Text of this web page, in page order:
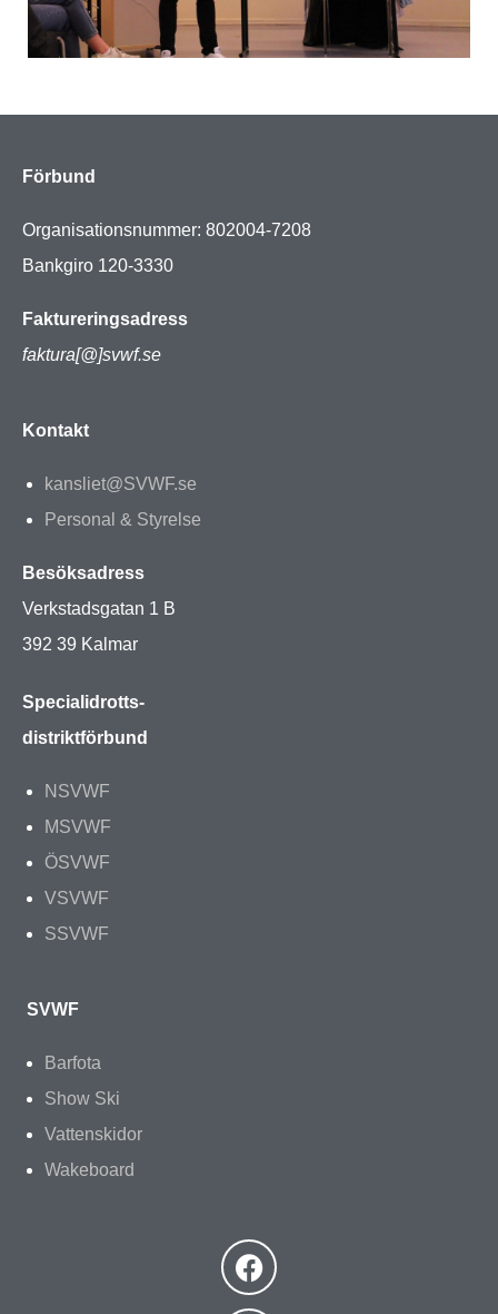
Förbund
Organisationsnummer: 802004-7208
Bankgiro 120-3330
Faktureringsadress
faktura[@]svwf.se
Kontakt
kansliet@SVWF.se
Personal & Styrelse
Besöksadress
Verkstadsgatan 1 B
392 39 Kalmar
Specialidrotts-
distriktförbund
NSVWF
MSVWF
ÖSVWF
VSVWF
SSVWF
SVWF
Barfota
Show Ski
Vattenskidor
Wakeboard